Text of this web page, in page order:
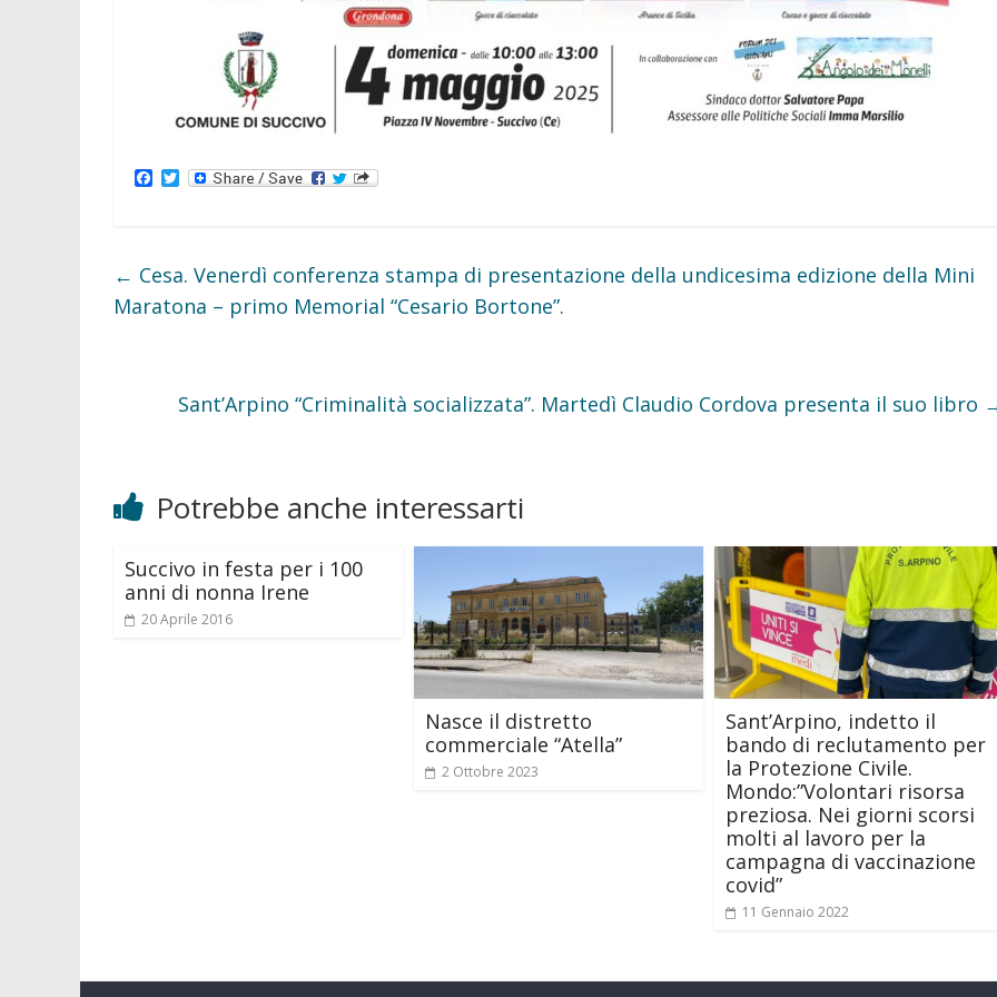
o
o
k
T
e
r
← Cesa. Venerdì conferenza stampa di presentazione della undicesima edizione della Mini
Maratona – primo Memorial “Cesario Bortone”.
Sant’Arpino “Criminalità socializzata”. Martedì Claudio Cordova presenta il suo libro
Potrebbe anche interessarti
Succivo in festa per i 100
anni di nonna Irene
20 Aprile 2016
Nasce il distretto
commerciale “Atella”
2 Ottobre 2023
Sant’Arpino, indetto il
bando di reclutamento per
la Protezione Civile.
Mondo:”Volontari risorsa
preziosa. Nei giorni scorsi
molti al lavoro per la
campagna di vaccinazione
covid”
11 Gennaio 2022